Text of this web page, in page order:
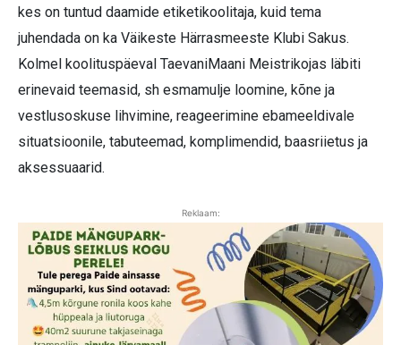
kes on tuntud daamide etiketikoolitaja, kuid tema
juhendada on ka Väikeste Härrasmeeste Klubi Sakus.
Kolmel koolituspäeval TaevaniMaani Meistrikojas läbiti
erinevaid teemasid, sh esmamulje loomine, kõne ja
vestlusoskuse lihvimine, reageerimine ebameeldivale
situatsioonile, tabuteemad, komplimendid, baasriietus ja
aksessuaarid.
Reklaam: